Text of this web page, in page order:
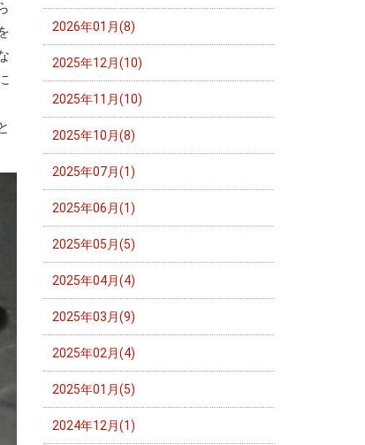
2026年01月(8)
2025年12月(10)
2025年11月(10)
2025年10月(8)
2025年07月(1)
2025年06月(1)
2025年05月(5)
2025年04月(4)
2025年03月(9)
2025年02月(4)
2025年01月(5)
2024年12月(1)